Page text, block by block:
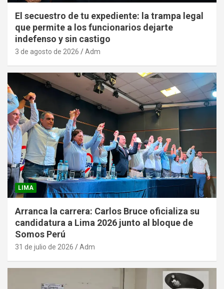
El secuestro de tu expediente: la trampa legal
que permite a los funcionarios dejarte
indefenso y sin castigo
3 de agosto de 2026 Adm
LIMA
Arranca la carrera: Carlos Bruce oficializa su
candidatura a Lima 2026 junto al bloque de
Somos Perú
31 de julio de 2026 Adm